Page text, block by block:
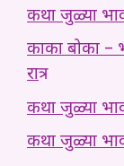
कथा जुळ्या
काका बोका –
रात्र
कथा जुळ्या
कथा जुळ्या